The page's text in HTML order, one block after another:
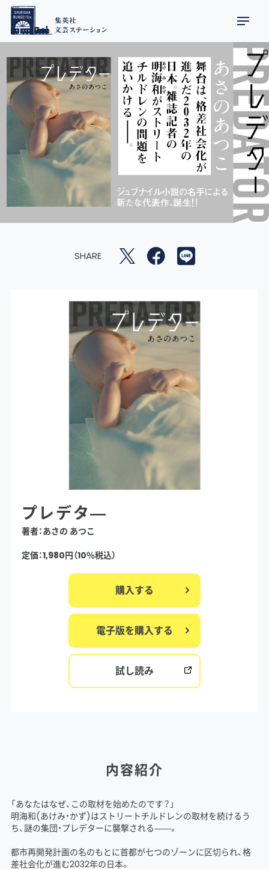
SHARE
プレデタ―
著者：あさの あつこ
定価：1,980円（10％税込）
購入する
電子版を購入する
試し読み
内容紹介
「あなたはなぜ、この取材を始めたのです？」
明海和(あけみ・かず)はストリートチルドレンの取材を続けるう
ち、謎の集団・プレデターに襲撃される――。
都市再開発計画の名のもとに首都が七つのゾーンに区切られ、格
差社会化が進む2032年の日本。